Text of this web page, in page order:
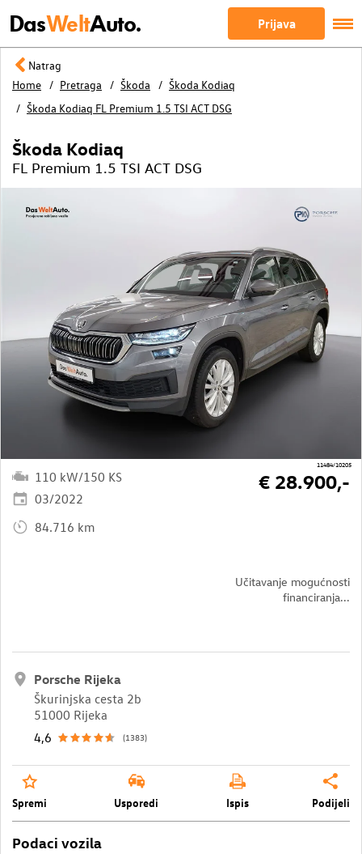
DasWeltAuto. Prijava
Natrag
Home
Pretraga Škoda
Škoda Kodiaq
Škoda Kodiaq FL Premium 1.5 TSI ACT DSG
11484/10205
Škoda Kodiaq
FL Premium 1.5 TSI ACT DSG
110 kW/150 KS
03/2022
84.716 km
Učitavanje mogućnosti
financiranja...
€ 28.900,-
Porsche Rijeka
Škurinjska cesta 2b
51000 Rijeka
4,6
(1383)
Spremi Usporedi Ispis Podijeli
Podaci vozila